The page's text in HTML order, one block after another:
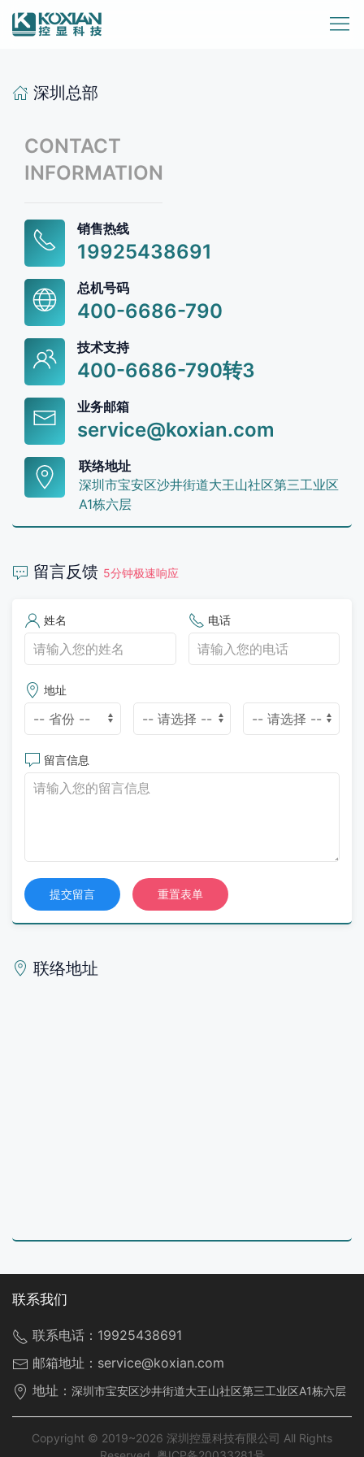
深圳总部
CONTACT
INFORMATION
销售热线
19925438691
总机号码
400-6686-790
技术支持
400-6686-790转3
业务邮箱
service@koxian.com
联络地址
深圳市宝安区沙井街道大王山社区第三工业区
A1栋六层
留言反馈 5分钟极速响应
姓名 电话
地址
留言信息
提交留言 重置表单
联络地址
联系我们
联系电话： 19925438691
邮箱地址： service@koxian.com
地址： 深圳市宝安区沙井街道大王山社区第三工业区A1栋六层
Copyright © 2019~2026 深圳控显科技有限公司 All Rights